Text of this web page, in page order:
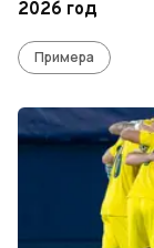
2026 год
Примера